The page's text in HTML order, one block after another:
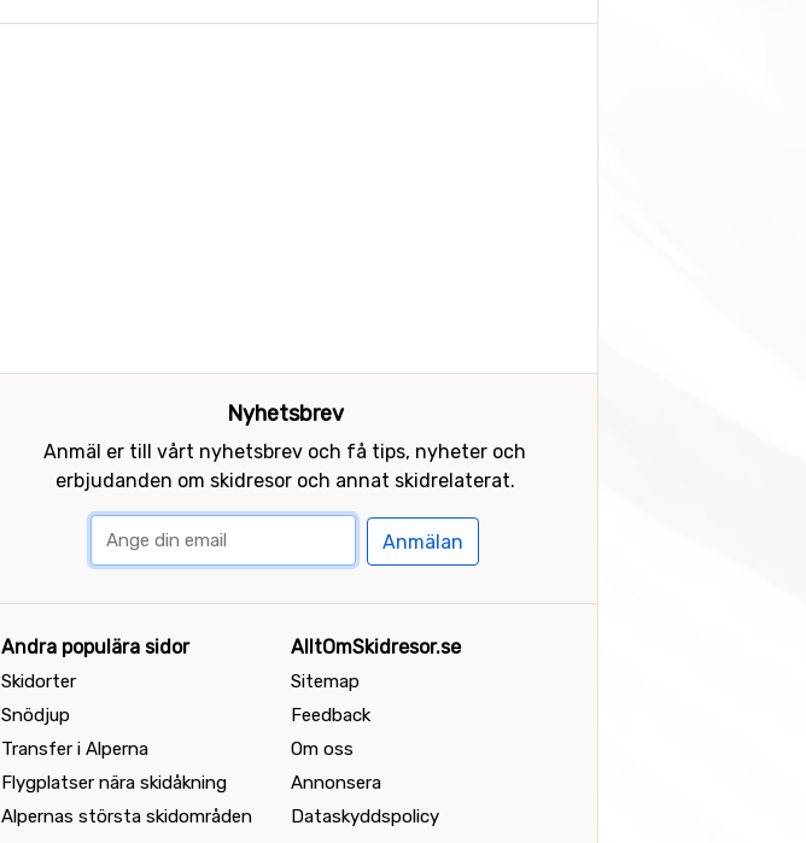
Nyhetsbrev
Anmäl er till vårt nyhetsbrev och få tips, nyheter och
erbjudanden om skidresor och annat skidrelaterat.
Anmälan
Andra populära sidor
Skidorter
Snödjup
Transfer i Alperna
Flygplatser nära skidåkning
Alpernas största skidområden
AlltOmSkidresor.se
Sitemap
Feedback
Om oss
Annonsera
Dataskyddspolicy